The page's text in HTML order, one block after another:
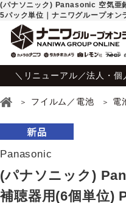
(パナソニック) Panasonic 空気亜
5パック単位｜ナニワグループオン
＼リニューアル／法人・個
フイルム／電池 電
Panasonic
(パナソニック)
補聴器用(6個単位)